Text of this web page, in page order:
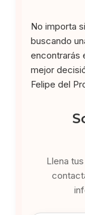
No importa
buscando
encontrarás
mejor
Felipe del
Llena